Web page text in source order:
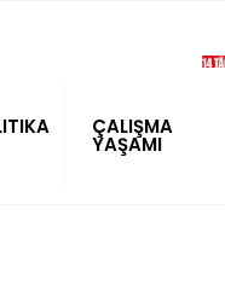
ÇALIŞMA
YAŞAMI